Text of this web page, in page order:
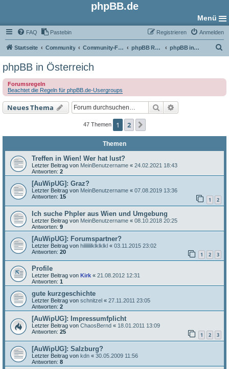
phpBB.de
Menü
FAQ Pastebin Anmelden
Registrieren
Startseite Community Community-Foren phpBB Regional phpBB in Österreich
e
phpBB in Österreich
Forumsregeln
Beachtet die Regeln für phpBB.de-Usergroups
Neues Thema Suche
47 Themen 1 2
Themen
Treffen in Wien! Wer hat lust?
Letzter Beitrag von MeinBenutzername « 24.02.2021 18:43
Antworten: 2
[AuWipUG]: Graz?
Letzter Beitrag von MeinBenutzername « 07.08.2019 13:36
Antworten: 15 1 2
Ich suche Phpler aus Wien und Umgebung
Letzter Beitrag von MeinBenutzername « 08.10.2018 20:25
Antworten: 9
[AuWipUG]: Forumspartner?
Letzter Beitrag von hililililklklklkl « 03.11.2015 23:02
Antworten: 20 1 2 3
Profile
Letzter Beitrag von Kirk « 21.08.2012 12:31
Antworten: 1
gute kurzgeschichte
Letzter Beitrag von schnitzel « 27.11.2011 23:05
Antworten: 2
[AuWipUG]: Impressumfplicht
Letzter Beitrag von ChaosBernd « 18.01.2011 13:09
Antworten: 25 1 2 3
[AuWipUG]: Salzburg?
Letzter Beitrag von kdn « 30.05.2009 11:56
Antworten: 8